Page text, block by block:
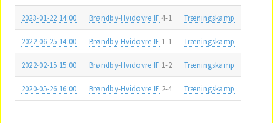
2023-01-22 14:00 Brøndby-Hvidovre IF 4-1 Træningskamp
2022-06-25 14:00 Brøndby-Hvidovre IF 1-1 Træningskamp
2022-02-15 15:00 Brøndby-Hvidovre IF 1-2 Træningskamp
2020-05-26 16:00 Brøndby-Hvidovre IF 2-4 Træningskamp